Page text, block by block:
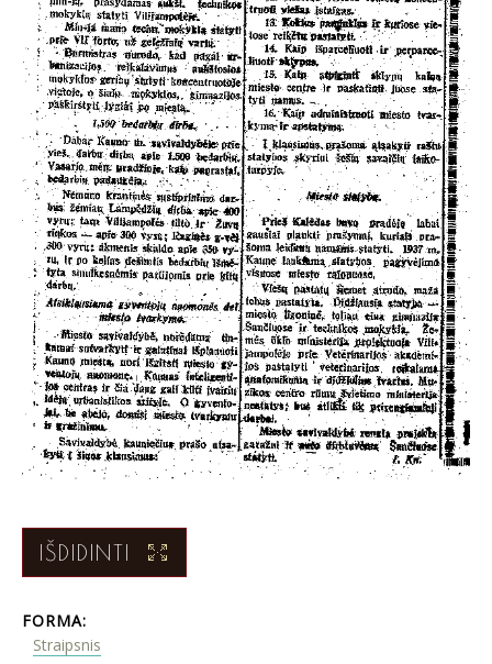
IŠDIDINTI
FORMA:
Straipsnis